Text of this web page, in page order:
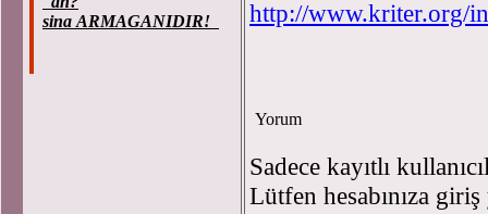
sina ARMAGANIDIR!
http://www.kriter.org/
Yorum
Sadece kayıtlı
Lütfen hesabınıza